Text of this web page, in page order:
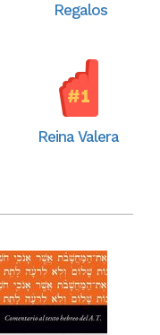
Regalos
Reina Valera